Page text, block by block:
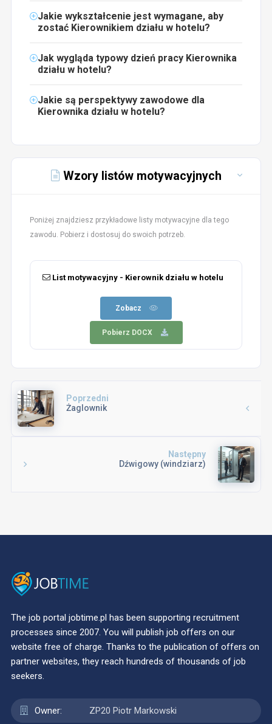
Jakie wykształcenie jest wymagane, aby
zostać Kierownikiem działu w hotelu?
Jak wygląda typowy dzień pracy Kierownika
działu w hotelu?
Jakie są perspektywy zawodowe dla
Kierownika działu w hotelu?
Wzory listów motywacyjnych
Poniżej znajdziesz przykładowe listy motywacyjne dla tego
zawodu. Pobierz i dostosuj do swoich potrzeb.
List motywacyjny - Kierownik działu w hotelu
Zobacz
Pobierz DOCX
Poprzedni
Żaglownik
Następny
Dźwigowy (windziarz)
The job portal jobtime.pl has been supporting recruitment
processes since 2007. You will publish job offers on our
website free of charge. Thanks to the publication of offers on
partner websites, they reach hundreds of thousands of job
seekers.
Owner: ZP20 Piotr Markowski